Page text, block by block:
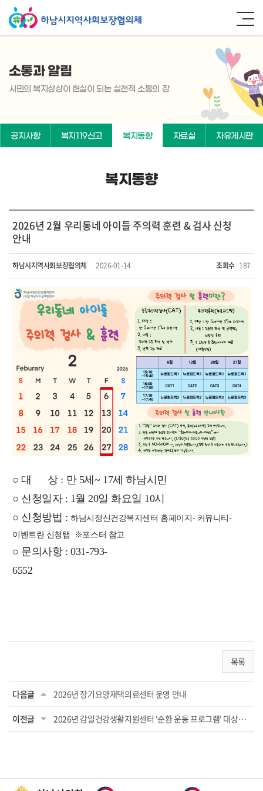
소통과 알림
시민의 복지상상이 현실이 되는 실천적 소통의 장
공지사항 복지119신고 복지동향 자료실 자유게시판
복지동향
2026년 2월 우리동네 아이들 주의력 훈련 & 검사 신청
안내
하남시지역사회보장협의체 2026-01-14 조회수 187
○ 대 상 : 만 5세~ 17세 하남시민
○ 신청일자 : 1월 20일 화요일 10시
○ 신청방법 :하남시정신건강복지센터 홈페이지- 커뮤니티-
이벤트란 신청탭 ※포스터 참고
○ 문의사항 :031-793-
6552
목록
다음글 2026년 장기요양재택의료센터 운영 안내
이전글 2026년 감일건강생활지원센터 '순환 운동 프로그램' 대상자 모집